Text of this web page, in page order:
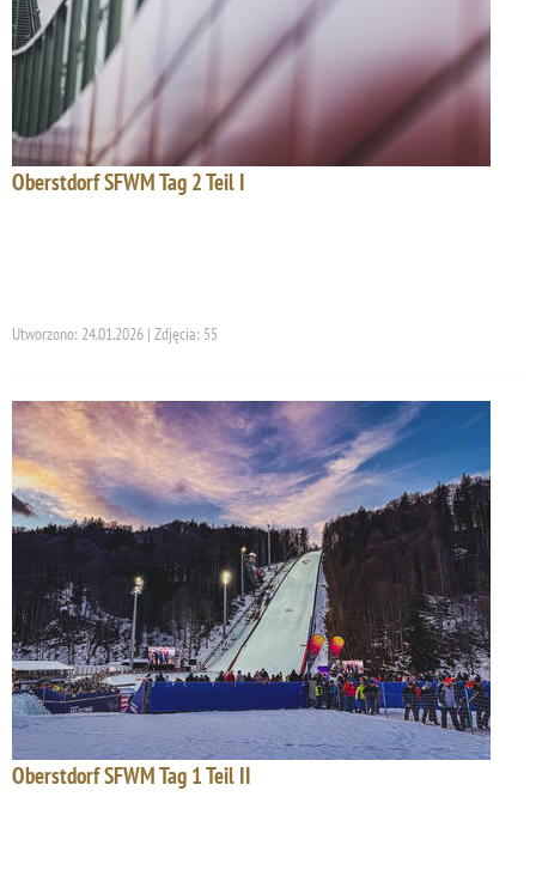
Oberstdorf SFWM Tag 2 Teil I
Utworzono: 24.01.2026 | Zdjęcia: 55
Oberstdorf SFWM Tag 1 Teil II